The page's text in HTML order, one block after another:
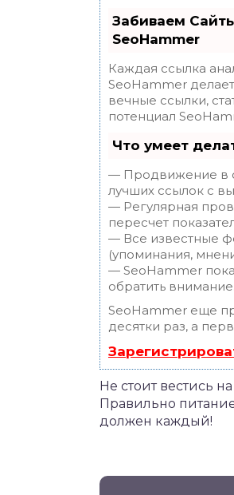
Забиваем
SeoHammer
Каждая ссылка
SeoHammer
вечные ссылки,
потенциал
Что умеет
— Продвижение в
лучших ссылок с
— Регулярная
пересчет
— Все известные
(упоминания,
— SeoHammer
обратить внимание.
SeoHammer еще
десятки раз, а
Не стоит вестись
Правильно
должен каждый!